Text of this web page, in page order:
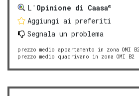
L' Opinione di Caasa®
Aggiungi ai preferiti
Segnala un problema
prezzo medio appartamento in zona OMI
prezzo medio quadrivano in zona OMI B2